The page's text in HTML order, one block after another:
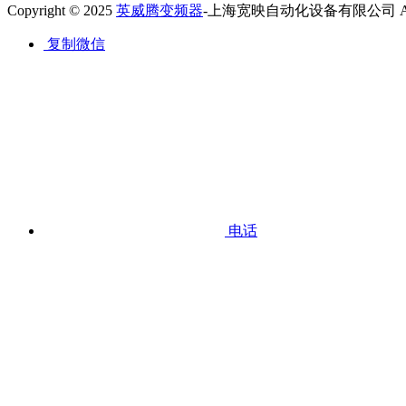
Copyright © 2025 英威腾变频器-上海宽映自动化设备有限公司
复制微信
电话